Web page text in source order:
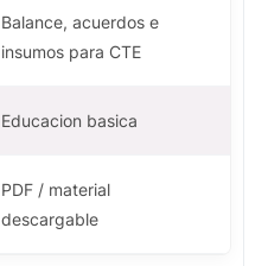
Balance, acuerdos e
insumos para CTE
Educacion basica
PDF / material
descargable